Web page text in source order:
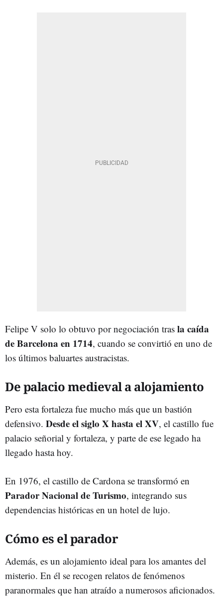
Felipe V solo lo obtuvo por negociación tras la caída
de Barcelona en 1714, cuando se convirtió en uno de
los últimos baluartes austracistas.
De palacio medieval a alojamiento
Pero esta fortaleza fue mucho más que un bastión
defensivo. Desde el siglo X hasta el XV, el castillo fue
palacio señorial y fortaleza, y parte de ese legado ha
llegado hasta hoy.
En 1976, el castillo de Cardona se transformó en
Parador Nacional de Turismo, integrando sus
dependencias históricas en un hotel de lujo.
Cómo es el parador
Además, es un alojamiento ideal para los amantes del
misterio. En él se recogen relatos de fenómenos
paranormales que han atraído a numerosos aficionados.